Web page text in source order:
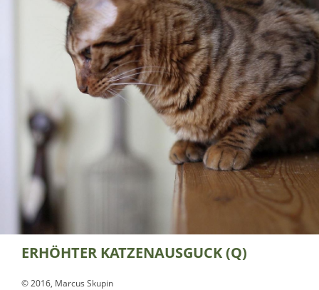
ERHÖHTER KATZENAUSGUCK (Q)
© 2016, Marcus Skupin